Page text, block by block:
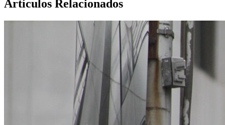
Artículos Relacionados